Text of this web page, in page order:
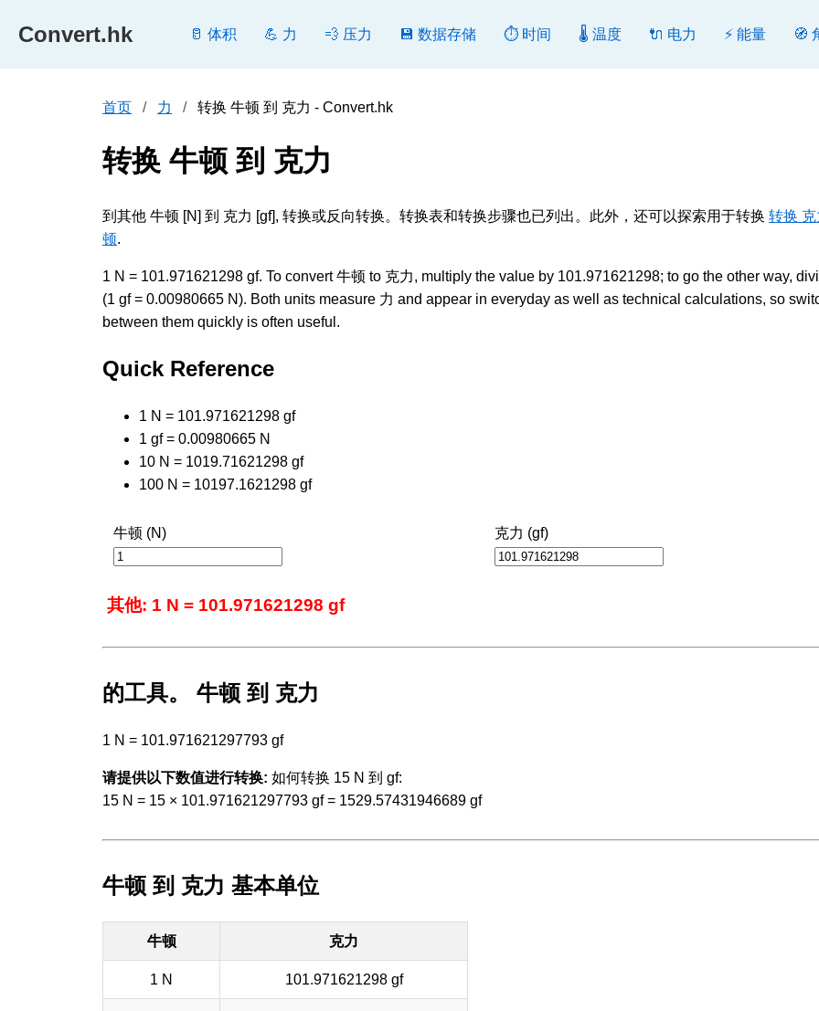
Convert.hk 🥛 体积 💪 力 💨 压力 💾 数据存储 ⏱️ 时间 🌡️ 温度 🔌 电力 ⚡ 能量 🧭
首页 力 转换 牛顿 到 克力 - Convert.hk
转换 牛顿 到 克力
到其他 牛顿 [N] 到 克力 [gf], 转换或反向转换。转换表和转换步骤也已列出。此外，还可以探索用于转换 转换
顿.
1 N = 101.971621298 gf. To convert 牛顿 to 克力, multiply the value by 101.971621298; to go the other way,
(1 gf = 0.00980665 N). Both units measure 力 and appear in everyday as well as technical calculations, so
between them quickly is often useful.
Quick Reference
1 N = 101.971621298 gf
1 gf = 0.00980665 N
10 N = 1019.71621298 gf
100 N = 10197.1621298 gf
牛顿 (N) 克力 (gf)
其他: 1 N = 101.971621298 gf
的工具。 牛顿 到 克力
1 N = 101.971621297793 gf
请提供以下数值进行转换: 如何转换 15 N 到 gf:
15 N = 15 × 101.971621297793 gf = 1529.57431946689 gf
牛顿 到 克力 基本单位
牛顿 克力
1 N 101.971621298 gf